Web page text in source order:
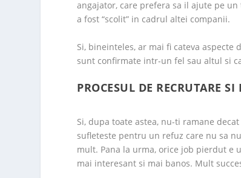
angajator, care prefera sa il ajute pe
a fost “scolit” in cadrul altei companii.
Si, bineinteles, ar mai fi cateva
sunt confirmate intr-un fel sau altul si
PROCESUL DE RECRUTARE
Si, dupa toate astea, nu-ti ramane
sufleteste pentru un refuz care nu sa
mult. Pana la urma, orice job pierdut e
mai interesant si mai banos. Mult